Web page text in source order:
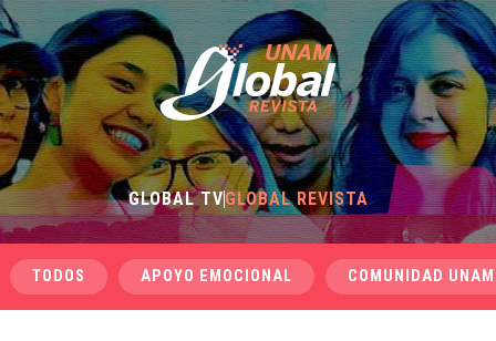
GLOBAL TVGLOBAL REVISTA
TODOS APOYO EMOCIONAL COMUNIDAD UNAM